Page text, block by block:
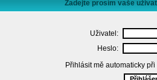
Zadejte prosím vaše
Uživatel:
Heslo:
Přihlásit mě automaticky